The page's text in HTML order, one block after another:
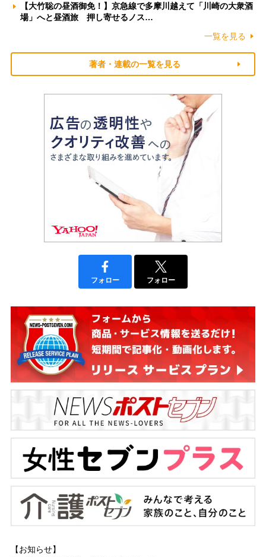
【大竹聡の昼酒御免！】京急線で多摩川越えて「川崎の大衆酒
場」へと昼酒旅 押し寄せるノス…
一覧を見る
著者・連載の一覧を見る
フォロー フォロー
【お知らせ】